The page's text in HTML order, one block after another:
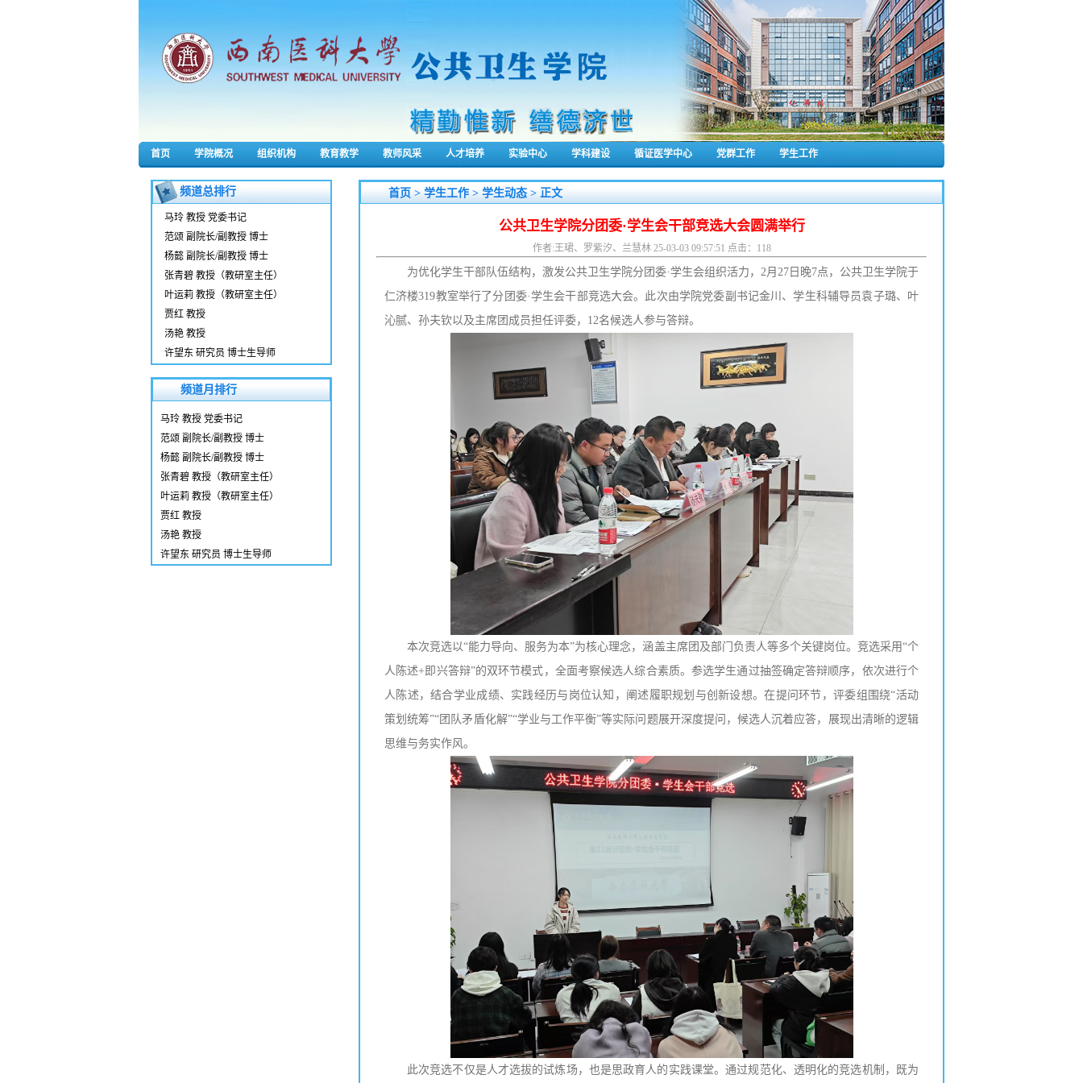
首页 学院概况 组织机构 教育教学 教师风采 人才培养 实验中心 学科建设 循证医学中心 党群工作 学生工作
频道总排行
马玲 教授 党委书记
范颂 副院长/副教授 博士
杨懿 副院长/副教授 博士
张青碧 教授（教研室主任）
叶运莉 教授（教研室主任）
贾红 教授
汤艳 教授
许望东 研究员 博士生导师
频道月排行
马玲 教授 党委书记
范颂 副院长/副教授 博士
杨懿 副院长/副教授 博士
张青碧 教授（教研室主任）
叶运莉 教授（教研室主任）
贾红 教授
汤艳 教授
许望东 研究员 博士生导师
首页>学生工作>学生动态> 正文
公共卫生学院分团委·学生会干部竞选大会圆满举行
作者:​王珺、罗紫汐、兰慧林 25-03-03 09:57:51 点击： 118
为优化学生干部队伍结构，激发公共卫生学院分团委·学生会组织活力，2月27日晚7点，公共卫生学院于
仁济楼319教室举行了分团委·学生会干部竞选大会。此次由学院党委副书记金川、学生科辅导员袁子璐、叶
沁腻、孙夫钦以及主席团成员担任评委，12名候选人参与答辩。
本次竞选以“能力导向、服务为本”为核心理念，涵盖主席团及部门负责人等多个关键岗位。竞选采用“个
人陈述+即兴答辩”的双环节模式，全面考察候选人综合素质。参选学生通过抽签确定答辩顺序，依次进行个
人陈述，结合学业成绩、实践经历与岗位认知，阐述履职规划与创新设想。在提问环节，评委组围绕“活动
策划统筹”“团队矛盾化解”“学业与工作平衡”等实际问题展开深度提问，候选人沉着应答，展现出清晰的逻辑
思维与务实作风。
此次竞选不仅是人才选拔的试炼场，也是思政育人的实践课堂。通过规范化、透明化的竞选机制，既为